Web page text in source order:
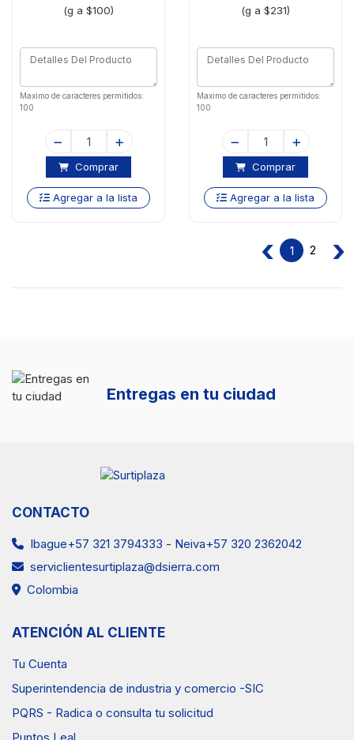
(g a $100)
Maximo de caracteres permitidos:
100
Comprar
Agregar a la lista
(g a $231)
Maximo de caracteres permitidos:
100
Comprar
Agregar a la lista
‹ 1 2 ›
Entregas en tu ciudad
CONTACTO
Ibague+57 321 3794333 - Neiva+57 320 2362042
serviclientesurtiplaza@dsierra.com
Colombia
ATENCIÓN AL CLIENTE
Tu Cuenta
Superintendencia de industria y comercio -SIC
PQRS - Radica o consulta tu solicitud